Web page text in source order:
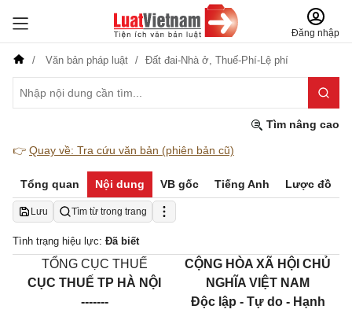
Đăng nhập
Văn bản pháp luật Đất đai-Nhà ở, Thuế-Phí-Lệ phí
Tìm nâng cao
👉 Quay về: Tra cứu văn bản (phiên bản cũ)
Tổng quan Nội dung VB gốc Tiếng Anh Lược đồ
Lưu Tìm từ trong trang
Tình trạng hiệu lực: Đã biết
TỔNG CỤC THUẾ
CỤC THUẾ TP HÀ NỘI
-------
CỘNG HÒA XÃ HỘI CHỦ
NGHĨA VIỆT NAM
Độc lập - Tự do - Hạnh